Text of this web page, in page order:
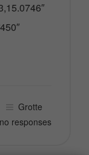
Grotte
no responses